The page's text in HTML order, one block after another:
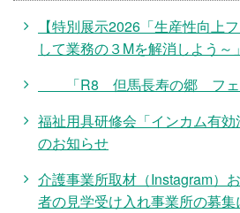
【特別展示2026「生産性向上
して業務の３Mを解消しよう～
「R8 但馬長寿の郷 フェ
福祉用具研修会「インカム有
のお知らせ
介護事業所取材（Instagram）
者の見学受け入れ事業所の募集